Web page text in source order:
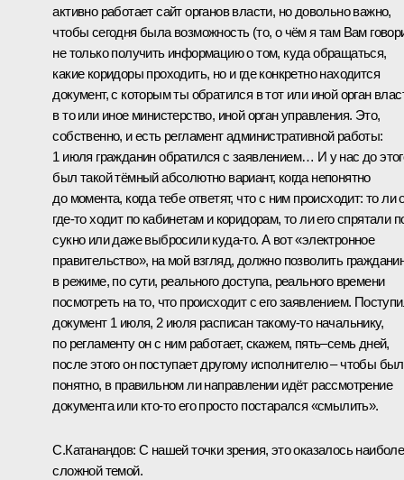
активно работает сайт органов власти, но довольно важно,
чтобы сегодня была возможность (то, о чём я там Вам
не только получить информацию о том, куда обращаться,
какие коридоры проходить, но и где конкретно находится
документ, с которым ты обратился в тот или иной орган
в то или иное министерство, иной орган управления. Это,
собственно, и есть регламент административной работы:
1 июля гражданин обратился с заявлением… И у нас до
был такой тёмный абсолютно вариант, когда непонятно
до момента, когда тебе ответят, что с ним происходит: то ли
где‑то ходит по кабинетам и коридорам, то ли его спрятали
сукно или даже выбросили куда‑то. А вот «электронное
правительство», на мой взгляд, должно позволить
в режиме, по сути, реального доступа, реального времени
посмотреть на то, что происходит с его заявлением.
документ 1 июля, 2 июля расписан такому‑то начальнику,
по регламенту он с ним работает, скажем, пять–семь дней,
после этого он поступает другому исполнителю – чтобы
понятно, в правильном ли направлении идёт рассмотрение
документа или кто‑то его просто постарался «смылить».
С.Катанандов: С нашей точки зрения, это оказалось
сложной темой.